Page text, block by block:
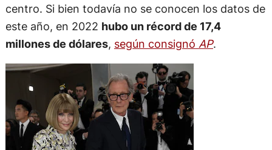
centro. Si bien todavía no se conocen los datos de
este año, en 2022 hubo un récord de 17,4
millones de dólares, según consignó AP.